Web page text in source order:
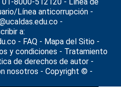
Línea anticorrupción -
-
a:
- FAQ - Mapa del Sitio -
y condiciones - Tratamiento
de derechos de autor -
nosotros - Copyright © -